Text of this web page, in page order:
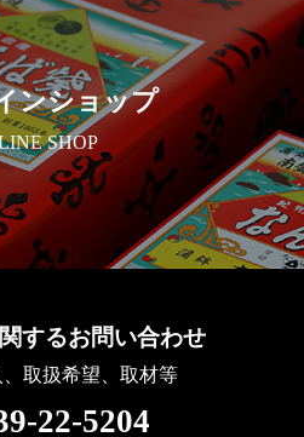
れかに該当する場合を除
開示いたしません。
る場合
サービスを行なうために
業者に対して開示する場合
ることが必要である場合
確性及び安全性確保のため
全の対策を講じています。
ンショップ
SHOP
するお問い合わせ
取扱希望、取材等
22-5204